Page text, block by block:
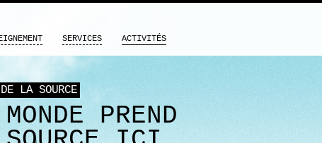
LA SOURCE
PREND
SERVICES ACTIVITÉS